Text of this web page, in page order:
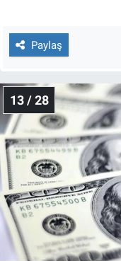
Paylaş
13 / 28